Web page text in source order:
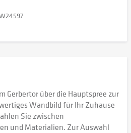
Gerbertor über die Hauptspree zur
Wandbild für Ihr Zuhause
Sie zwischen
und Materialien. Zur Auswahl